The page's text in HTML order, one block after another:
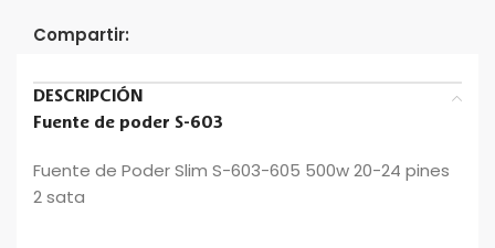
Compartir:
DESCRIPCIÓN
Fuente de poder S-603
Fuente de Poder Slim S-603-605 500w 20-24 pines
2 sata